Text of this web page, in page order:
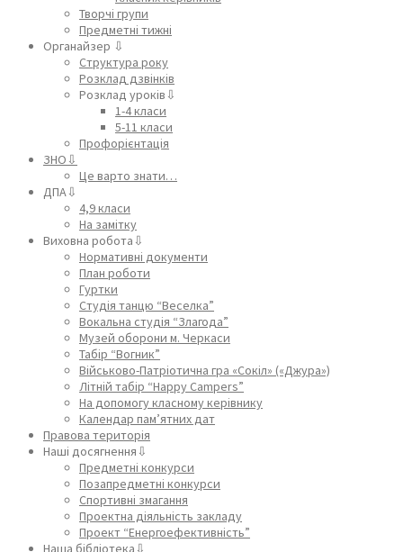
Творчі групи
Предметні тижні
Органайзер ⇩
Структура року
Розклад дзвінків
Розклад уроків⇩
1-4 класи
5-11 класи
Профорієнтація
ЗНО⇩
Це варто знати…
ДПА⇩
4,9 класи
На замітку
Виховна робота⇩
Нормативні документи
План роботи
Гуртки
Студія танцю “Веселка”
Вокальна студія “Злагода”
Музей оборони м. Черкаси
Табір “Вогник”
Військово-Патріотична гра «Сокіл» («Джура»)
Літній табір “Happy Campers”
На допомогу класному керівнику
Календар пам’ятних дат
Правова територія
Наші досягнення⇩
Предметні конкурси
Позапредметні конкурси
Спортивні змагання
Проектна діяльність закладу
Проект “Енергоефективність”
Наша бібліотека⇩